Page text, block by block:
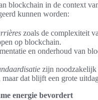
blockchain in de context
kunnen worden:
zoals de complexiteit
op blockchain.
en onderhoud van
zijn noodzakelijk
maar dat blijft een grote
energie bevordert